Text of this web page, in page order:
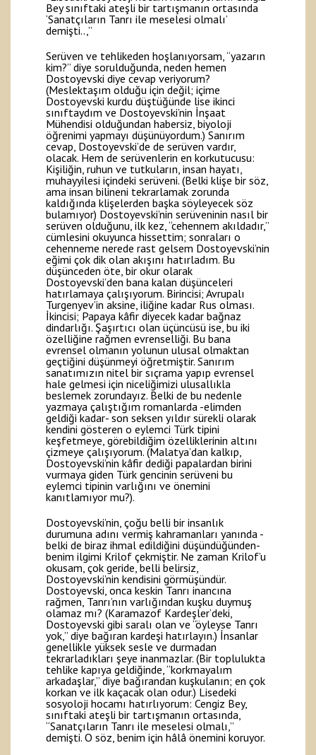
Bey sınıftaki ateşli bir tartışmanın ortasında
‘Sanatçıların Tanrı ile meselesi olmalı’
demişti..,”
Serüven ve tehlikeden hoşlanıyorsam, “yazarın
kim?” diye sorulduğunda, neden hemen
Dostoyevski diye cevap veriyorum?
(Meslektaşım olduğu için değil; içime
Dostoyevski kurdu düştüğünde lise ikinci
sınıftaydım ve Dostoyevski’nin İnşaat
Mühendisi olduğundan habersiz, biyoloji
öğrenimi yapmayı düşünüyordum.) Sanırım
cevap, Dostoyevski’de de serüven vardır,
olacak. Hem de serüvenlerin en korkutucusu:
Kişiliğin, ruhun ve tutkuların, insan hayatı,
muhayyilesi içindeki serüveni. (Belki klişe bir söz,
ama insan bilineni tekrarlamak zorunda
kaldığında klişelerden başka söyleyecek söz
bulamıyor) Dostoyevski’nin serüveninin nasıl bir
serüven olduğunu, ilk kez, “cehennem akıldadır,”
cümlesini okuyunca hissettim; sonraları o
cehenneme nerede rast gelsem Dostoyevski’nin
eğimi çok dik olan akışını hatırladım. Bu
düşünceden öte, bir okur olarak
Dostoyevski’den bana kalan düşünceleri
hatırlamaya çalışıyorum. Birincisi; Avrupalı
Turgenyev’in aksine, iliğine kadar Rus olması.
İkincisi; Papaya kâfir diyecek kadar bağnaz
dindarlığı. Şaşırtıcı olan üçüncüsü ise, bu iki
özelliğine rağmen evrenselliği. Bu bana
evrensel olmanın yolunun ulusal olmaktan
geçtiğini düşünmeyi öğretmiştir. Sanırım
sanatımızın nitel bir sıçrama yapıp evrensel
hale gelmesi için niceliğimizi ulusallıkla
beslemek zorundayız. Belki de bu nedenle
yazmaya çalıştığım romanlarda -elimden
geldiği kadar- son seksen yıldır sürekli olarak
kendini gösteren o eylemci Türk tipini
keşfetmeye, görebildiğim özelliklerinin altını
çizmeye çalışıyorum. (Malatya’dan kalkıp,
Dostoyevski’nin kâfir dediği papalardan birini
vurmaya giden Türk gencinin serüveni bu
eylemci tipinin varlığını ve önemini
kanıtlamıyor mu?).
Dostoyevski’nin, çoğu belli bir insanlık
durumuna adını vermiş kahramanları yanında -
belki de biraz ihmal edildiğini düşündüğünden-
benim ilgimi Krilof çekmiştir. Ne zaman Krilof’u
okusam, çok geride, belli belirsiz,
Dostoyevski’nin kendisini görmüşündür.
Dostoyevski, onca keskin Tanrı inancına
rağmen, Tanrı’nın varlığından kuşku duymuş
olamaz mı? (Karamazof Kardeşler’deki,
Dostoyevski gibi saralı olan ve “öyleyse Tanrı
yok,” diye bağıran kardeşi hatırlayın.) İnsanlar
genellikle yüksek sesle ve durmadan
tekrarladıkları şeye inanmazlar. (Bir toplulukta
tehlike kapıya geldiğinde, “korkmayalım
arkadaşlar,” diye bağırandan kuşkulanın; en çok
korkan ve ilk kaçacak olan odur.) Lisedeki
sosyoloji hocamı hatırlıyorum: Cengiz Bey,
sınıftaki ateşli bir tartışmanın ortasında,
“Sanatçıların Tanrı ile meselesi olmalı,”
demişti. O söz, benim için hâlâ önemini koruyor.